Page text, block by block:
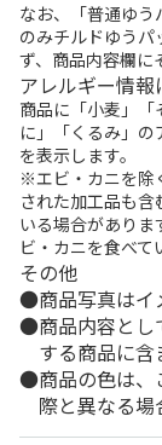
なお、「普通ゆ
のみチルドゆう
ず、商品内容欄に
アレルギー情報
商品に「小麦」
に」「くるみ」
を表示します。
※エビ・カニを除
された加工品も
いる場合がありま
ビ・カニを食べて
その他
商品写真はイ
商品内容と
する商品に含
商品の色は
際と異なる場